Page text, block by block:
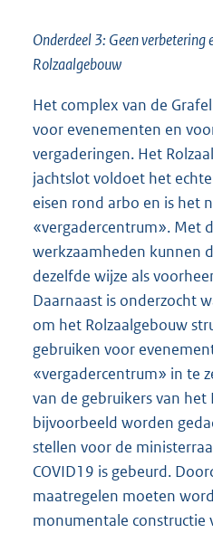
Onderdeel 3: Geen
Rolzaalgebouw
Het complex van de
voor evenementen en
vergaderingen. Het
jachtslot voldoet het
eisen rond arbo en is het
«vergadercentrum». Met
werkzaamheden kunnen
dezelfde wijze als
Daarnaast is onderzocht
om het Rolzaalgebouw
gebruiken voor
«vergadercentrum» in te
van de gebruikers van
bijvoorbeeld worden
stellen voor de
COVID19 is gebeurd.
maatregelen moeten
monumentale constructie